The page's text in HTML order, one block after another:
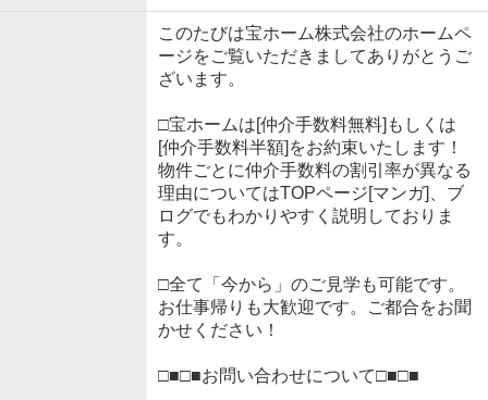
このたびは宝ホーム株式会社のホームペ
ージをご覧いただきましてありがとうご
ざいます。
□宝ホームは[仲介手数料無料]もしくは
[仲介手数料半額]をお約束いたします！
物件ごとに仲介手数料の割引率が異なる
理由についてはTOPページ[マンガ]、ブ
ログでもわかりやすく説明しておりま
す。
□全て「今から」のご見学も可能です。
お仕事帰りも大歓迎です。ご都合をお聞
かせください！
□■□■お問い合わせについて□■□■